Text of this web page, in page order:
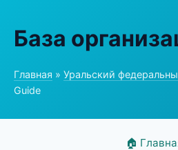
База
Главная » Уральский
Guide
🏠